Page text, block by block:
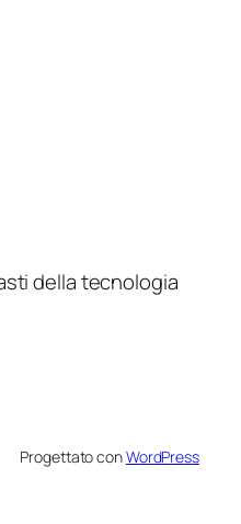
della tecnologia
Progettato conWordPress